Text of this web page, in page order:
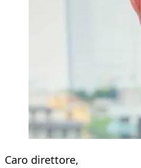
Caro direttore,